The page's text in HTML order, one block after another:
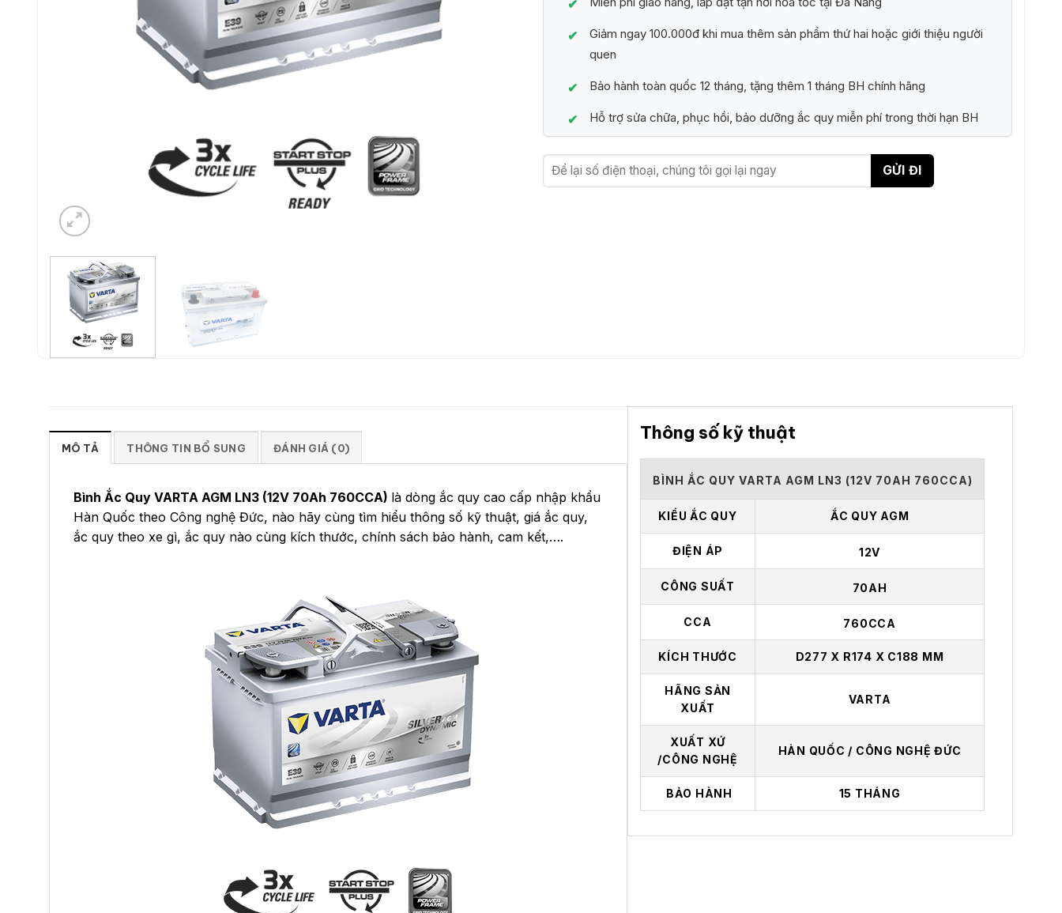
Giảm ngay 100.000đ khi mua thêm sản phẩm thứ hai hoặc giới thiệu người
quen
Bảo hành toàn quốc 12 tháng, tặng thêm 1 tháng BH chính hãng
Hỗ trợ sửa chữa, phục hồi, bảo dưỡng ắc quy miễn phí trong thời hạn BH
MÔ TẢ THÔNG TIN BỔ SUNG ĐÁNH GIÁ (0)
Bình Ắc Quy VARTA AGM LN3 (12V 70Ah 760CCA) là dòng ắc quy cao cấp nhập khẩu
Hàn Quốc theo Công nghệ Đức, nào hãy cùng tìm hiểu thông số kỹ thuật, giá ắc quy,
ắc quy theo xe gì, ắc quy nào cùng kích thước, chính sách bảo hành, cam kết,….
Thông số kỹ thuật
BÌNH ẮC QUY VARTA AGM LN3 (12V 70AH 760CCA)
KIỂU ẮC QUY ẮC QUY AGM
ĐIỆN ÁP 12V
CÔNG SUẤT 70AH
CCA 760CCA
KÍCH THƯỚC D277 X R174 X C188 MM
HÃNG SẢN
XUẤT
VARTA
XUẤT XỨ
/CÔNG NGHỆ
HÀN QUỐC / CÔNG NGHỆ ĐỨC
BẢO HÀNH 15 THÁNG